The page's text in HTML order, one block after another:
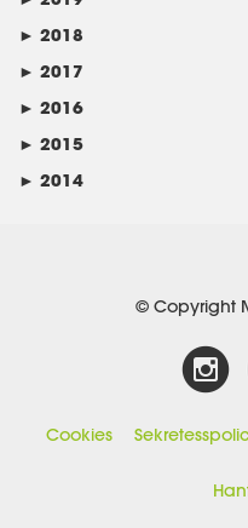
► 2018
► 2017
► 2016
► 2015
► 2014
© Copyright
Cookies